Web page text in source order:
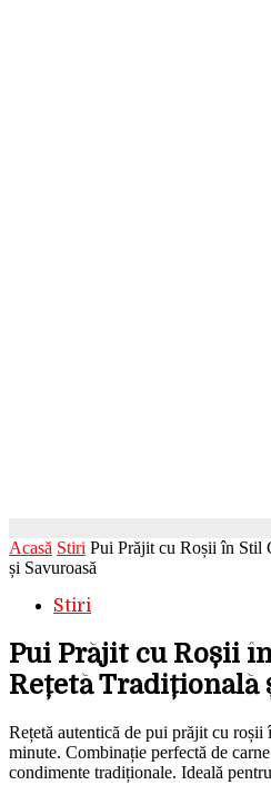
Acasă Stiri Pui Prăjit cu Roșii în Stil
și Savuroasă
Stiri
Pui Prăjit cu Roșii
Rețetă Tradițională
Rețetă autentică de pui prăjit cu roșii
minute. Combinație perfectă de
condimente tradiționale. Ideală